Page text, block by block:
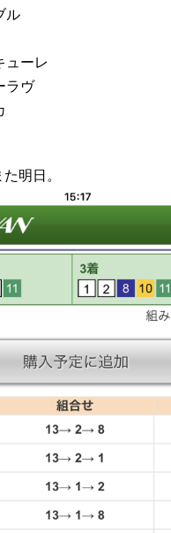
ル
ューレ
ラヴ
明日。